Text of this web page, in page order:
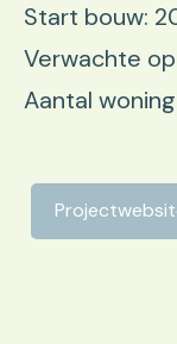
Start bouw:
Verwachte
Aantal